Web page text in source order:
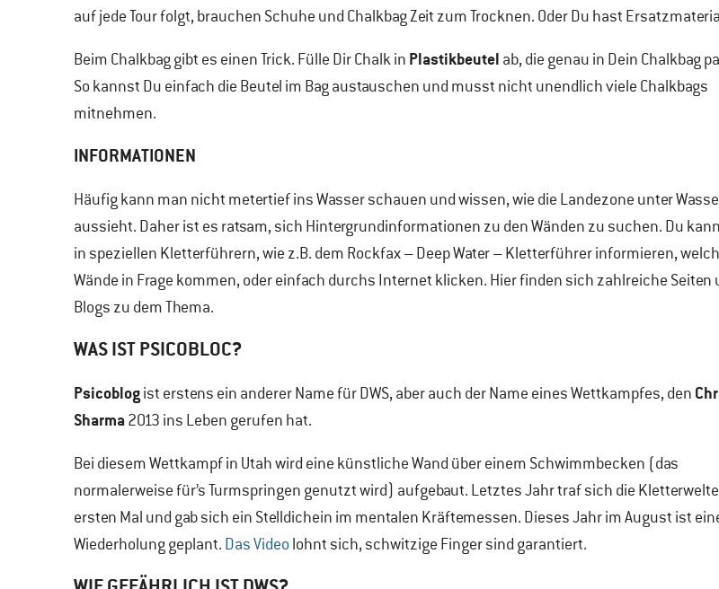
auf jede Tour folgt, brauchen Schuhe und Chalkbag Zeit zum Trocknen. Oder Du hast
Beim Chalkbag gibt es einen Trick. Fülle Dir Chalk in Plastikbeutel ab, die genau in Dein Chalkbag
So kannst Du einfach die Beutel im Bag austauschen und musst nicht unendlich viele Chalkbags
mitnehmen.
INFORMATIONEN
Häufig kann man nicht metertief ins Wasser schauen und wissen, wie die Landezone unter
aussieht. Daher ist es ratsam, sich Hintergrundinformationen zu den Wänden zu suchen. Du
in speziellen Kletterführern, wie z.B. dem Rockfax – Deep Water – Kletterführer informieren,
Wände in Frage kommen, oder einfach durchs Internet klicken. Hier finden sich zahlreiche Seiten
Blogs zu dem Thema.
WAS IST PSICOBLOC?
Psicoblogist erstens ein anderer Name für DWS, aber auch der Name eines Wettkampfes, den
Sharma2013 ins Leben gerufen hat.
Bei diesem Wettkampf in Utah wird eine künstliche Wand über einem Schwimmbecken (das
normalerweise für’s Turmspringen genutzt wird) aufgebaut. Letztes Jahr traf sich die
ersten Mal und gab sich ein Stelldichein im mentalen Kräftemessen. Dieses Jahr im August ist
Wiederholung geplant. Das Video lohnt sich, schwitzige Finger sind garantiert.